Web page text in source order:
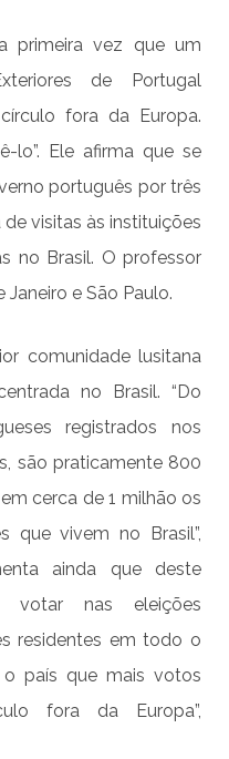
primeira vez que um
de Portugal
fora da Europa.
lo”. Ele afirma que se
português por três
visitas às instituições
no Brasil. O professor
e São Paulo.
comunidade lusitana
no Brasil. “Do
registrados nos
são praticamente 800
cerca de 1 milhão os
que vivem no Brasil”,
ainda que deste
votar nas eleições
residentes em todo o
o país que mais votos
fora da Europa”,